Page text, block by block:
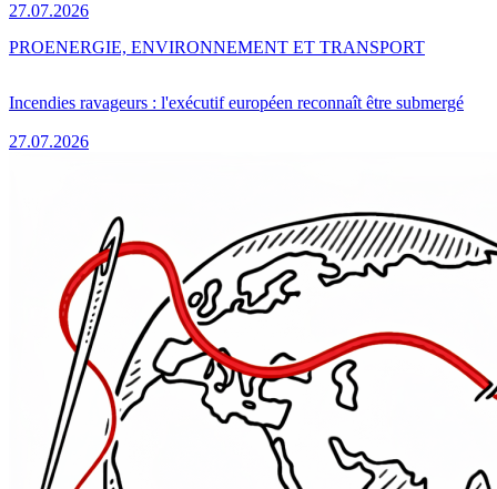
27.07.2026
Incendies ravageurs : l'exécutif européen reconnaît être submergé
27.07.2026
PROENERGIE, ENVIRONNEMENT ET TRANSPORT